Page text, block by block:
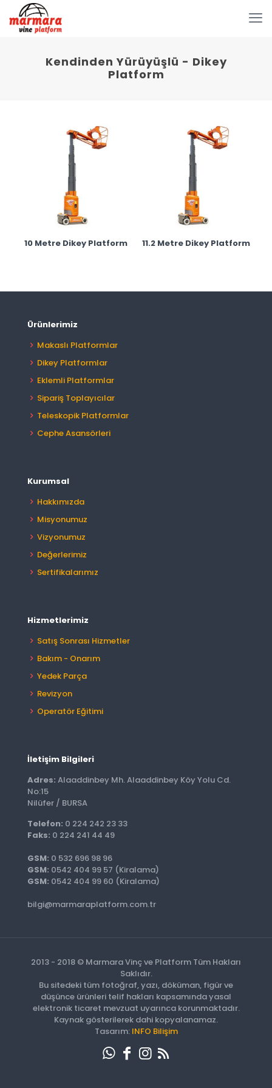
Kendinden Yürüyüşlü - Dikey
Platform
10 Metre Dikey Platform 11.2 Metre Dikey Platform
Ürünlerimiz
Makaslı Platformlar
Dikey Platformlar
Eklemli Platformlar
Sipariş Toplayıcılar
Teleskopik Platformlar
Cephe Asansörleri
Kurumsal
Hakkımızda
Misyonumuz
Vizyonumuz
Değerlerimiz
Sertifikalarımız
Hizmetlerimiz
Satış Sonrası Hizmetler
Bakım - Onarım
Yedek Parça
Revizyon
Operatör Eğitimi
İletişim Bilgileri
Adres: Alaaddinbey Mh. Alaaddinbey Köy Yolu Cd.
No:15
Nilüfer / BURSA
Telefon: 0 224 242 23 33
Faks: 0 224 241 44 49
GSM: 0 532 696 98 96
GSM: 0542 404 99 57 (Kiralama)
GSM: 0542 404 99 60 (Kiralama)
bilgi@marmaraplatform.com.tr
2013 - 2018 © Marmara Vinç ve Platform Tüm Hakları
Saklıdır.
Bu sitedeki tüm fotoğraf, yazı, döküman, figür ve
düşünce ürünleri telif hakları kapsamında yasal
elektronik ticaret mevzuat uyarınca korunmaktadır.
Kaynak gösterilerek dahi kopyalanamaz.
Tasarım: INFO Bilişim